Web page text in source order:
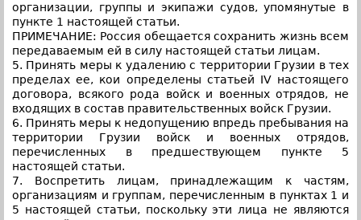
организации, группы и экипажи судов, упомянутые в
пункте 1 настоящей статьи.
ПРИМЕЧАНИЕ: Россия обещается сохранить жизнь всем
передаваемым ей в силу настоящей статьи лицам.
5. Принять меры к удалению с территории Грузии в тех
пределах ее, кои определены статьей IV настоящего
договора, всякого рода войск и военных отрядов, не
входящих в состав правительственных войск Грузии.
6. Принять меры к недопущению впредь пребывания на
территории Грузии войск и военных отрядов,
перечисленных в предшествующем пункте 5
настоящей статьи.
7. Воспретить лицам, принадлежащим к частям,
организациям и группам, перечисленным в пунктах 1 и
5 настоящей статьи, поскольку эти лица не являются